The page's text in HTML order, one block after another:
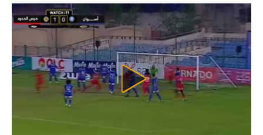
رياضات أخرى
أمم إفريقيا
كرة السلة الأمريكية
كرة سلة